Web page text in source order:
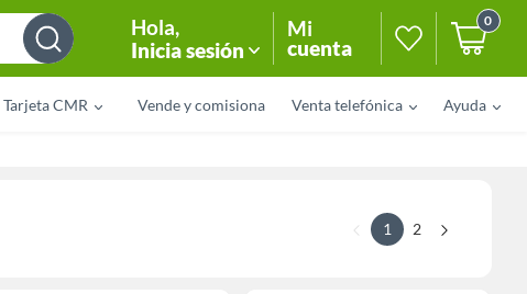
Hola,
Inicia sesión
Mi
cuenta
0
Tarjeta CMR Vende y comisiona Venta telefónica Ayuda
1 2